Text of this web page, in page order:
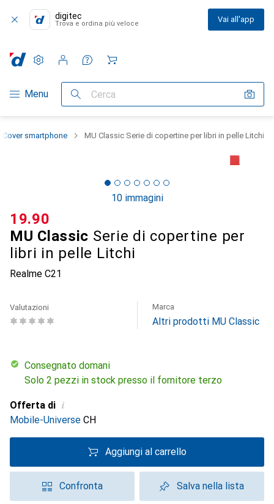
digitec
Trova e ordina più veloce Vai all'app
Categoria Navigazione
Menu Cerca
Impostazioni
Conto cliente
Liste di confronto
Liste dei desideri
Carrello
Cover smartphone MU Classic Serie di copertine per libri in pelle Litchi
10 immagini
MU Classic Serie di copertine per
libri in pelle Litchi
Realme C21
CHF
19.90
Valutazioni Marca
Altri prodotti MU Classic
Consegnato domani
Solo 2 pezzi in stock presso il fornitore terzo
Offerta di i
Mobile-Universe CH
Aggiungi al carrello
Confronta Salva nella lista